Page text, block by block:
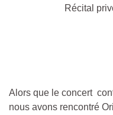
Récital
Alors que le concert
nous avons rencontré